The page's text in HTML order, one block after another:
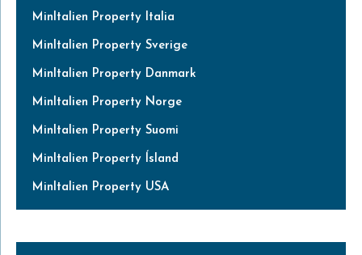
MinItalien Property Italia
MinItalien Property Sverige
MinItalien Property Danmark
MinItalien Property Norge
MinItalien Property Suomi
MinItalien Property Ísland
MinItalien Property USA